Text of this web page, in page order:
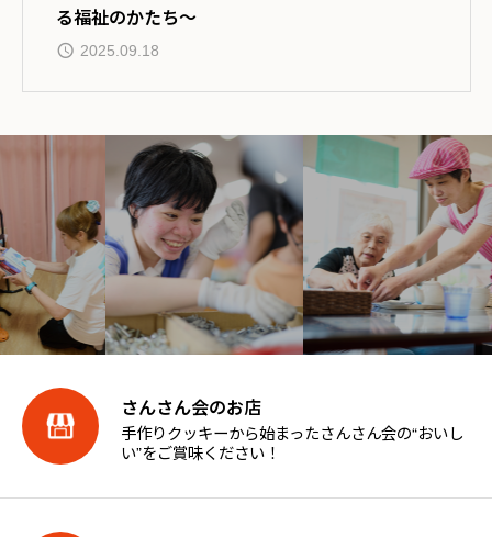
る福祉のかたち〜
2025.09.18
さんさん会のお店
手作りクッキーから始まったさんさん会の“おいし
い”をご賞味ください！